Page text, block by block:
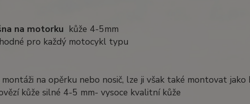
na motorku kůže 4-5mm
pro každý motocykl typu
na opěrku nebo nosič, lze ji však také montovat jako
kůže silné 4-5 mm- vysoce kvalitní kůže